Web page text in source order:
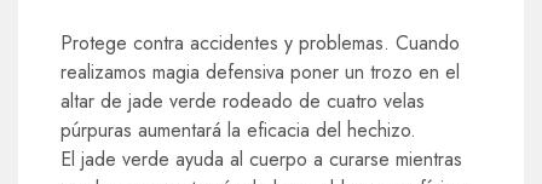
Protege contra accidentes y problemas. Cuando
realizamos magia defensiva poner un trozo en el
altar de jade verde rodeado de cuatro velas
púrpuras aumentará la eficacia del hechizo.
El jade verde ayuda al cuerpo a curarse mientras